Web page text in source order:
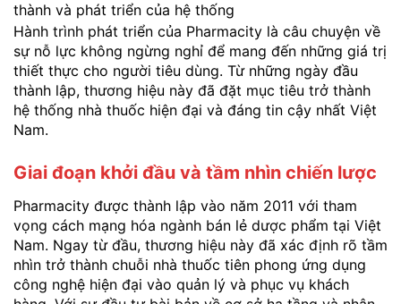
thành và phát triển của hệ thống
Hành trình phát triển của Pharmacity là câu chuyện về
sự nỗ lực không ngừng nghỉ để mang đến những giá trị
thiết thực cho người tiêu dùng. Từ những ngày đầu
thành lập, thương hiệu này đã đặt mục tiêu trở thành
hệ thống nhà thuốc hiện đại và đáng tin cậy nhất Việt
Nam.
Giai đoạn khởi đầu và tầm nhìn chiến lược
Pharmacity được thành lập vào năm 2011 với tham
vọng cách mạng hóa ngành bán lẻ dược phẩm tại Việt
Nam. Ngay từ đầu, thương hiệu này đã xác định rõ tầm
nhìn trở thành chuỗi nhà thuốc tiên phong ứng dụng
công nghệ hiện đại vào quản lý và phục vụ khách